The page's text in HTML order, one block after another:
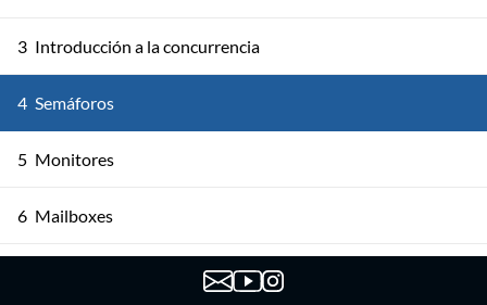
3 Introducción a la concurrencia
4 Semáforos
5 Monitores
6 Mailboxes